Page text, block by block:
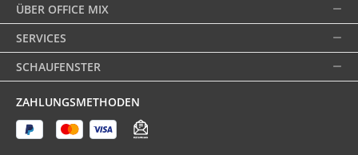
ÜBER OFFICE MIX
SERVICES
SCHAUFENSTER
ZAHLUNGSMETHODEN